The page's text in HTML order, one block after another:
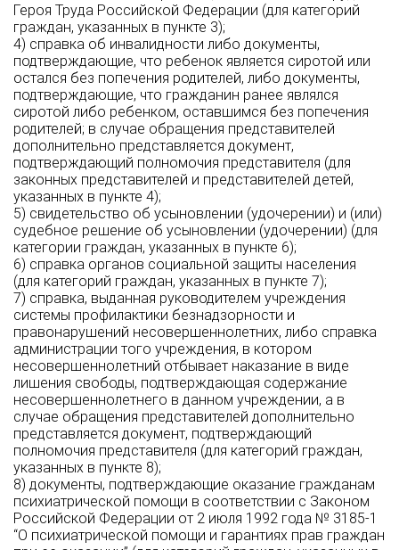
Героя Труда Российской Федерации (для категорий
граждан, указанных в пункте 3);
4) справка об инвалидности либо документы,
подтверждающие, что ребенок является сиротой или
остался без попечения родителей, либо документы,
подтверждающие, что гражданин ранее являлся
сиротой либо ребенком, оставшимся без попечения
родителей; в случае обращения представителей
дополнительно представляется документ,
подтверждающий полномочия представителя (для
законных представителей и представителей детей,
указанных в пункте 4);
5) свидетельство об усыновлении (удочерении) и (или)
судебное решение об усыновлении (удочерении) (для
категории граждан, указанных в пункте 6);
6) справка органов социальной защиты населения
(для категорий граждан, указанных в пункте 7);
7) справка, выданная руководителем учреждения
системы профилактики безнадзорности и
правонарушений несовершеннолетних, либо справка
администрации того учреждения, в котором
несовершеннолетний отбывает наказание в виде
лишения свободы, подтверждающая содержание
несовершеннолетнего в данном учреждении, а в
случае обращения представителей дополнительно
представляется документ, подтверждающий
полномочия представителя (для категорий граждан,
указанных в пункте 8);
8) документы, подтверждающие оказание гражданам
психиатрической помощи в соответствии с Законом
Российской Федерации от 2 июля 1992 года № 3185-1
“О психиатрической помощи и гарантиях прав граждан